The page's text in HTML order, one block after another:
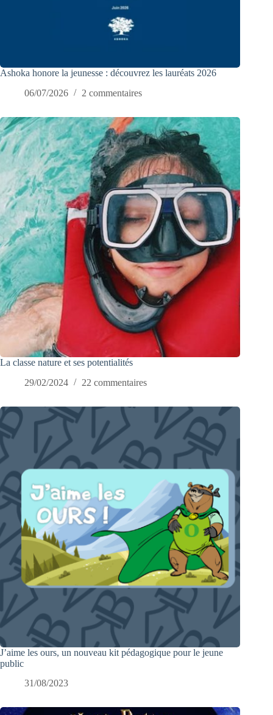
Ashoka honore la jeunesse : découvrez les lauréats 2026
06/07/2026
2 commentaires
La classe nature et ses potentialités
29/02/2024
22 commentaires
J’aime les ours, un nouveau kit pédagogique pour le jeune
public
31/08/2023